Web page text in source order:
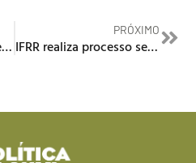
Governador assina ordem de serviço para construção de duas novas escolas no Baixo Rio Branco
PRÓXIMO
IFRR realiza processo seletivo para contratar professores para atuarem em especialização